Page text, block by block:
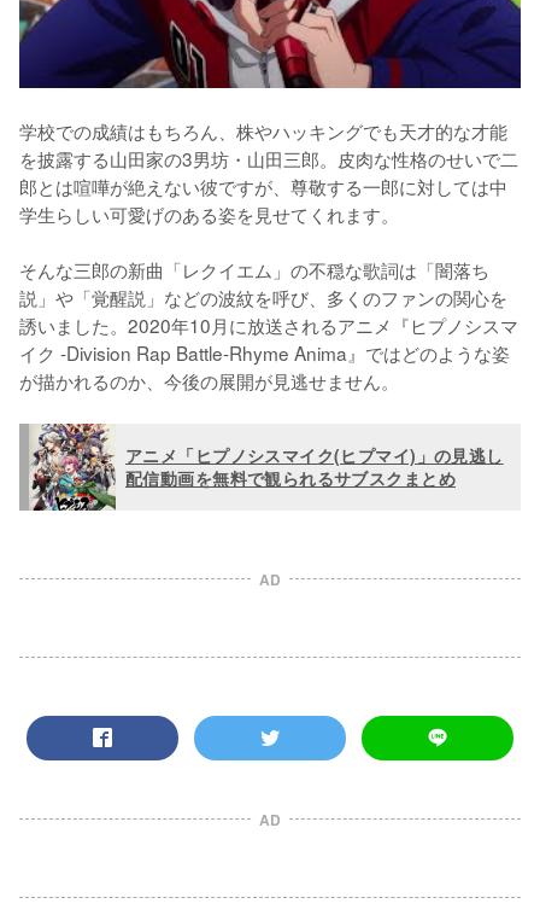
学校での成績はもちろん、株やハッキングでも天才的な才能
を披露する山田家の3男坊・山田三郎。皮肉な性格のせいで二
郎とは喧嘩が絶えない彼ですが、尊敬する一郎に対しては中
学生らしい可愛げのある姿を見せてくれます。
そんな三郎の新曲「レクイエム」の不穏な歌詞は「闇落ち
説」や「覚醒説」などの波紋を呼び、多くのファンの関心を
誘いました。2020年10月に放送されるアニメ『ヒプノシスマ
イク -Division Rap Battle-Rhyme Anima‬』ではどのような姿
が描かれるのか、今後の展開が見逃せません。
アニメ「ヒプノシスマイク(ヒプマイ)」の見逃し
配信動画を無料で観られるサブスクまとめ
AD
AD